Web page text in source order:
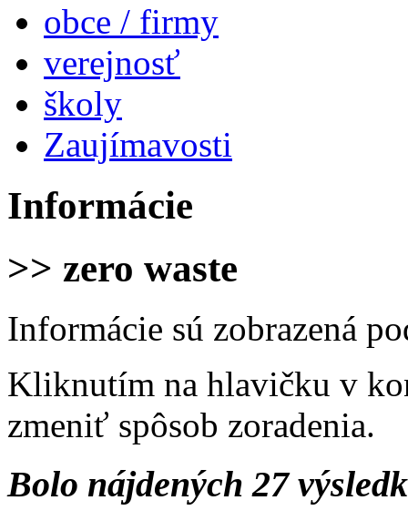
obce / firmy
verejnosť
školy
Zaujímavosti
Informácie
>> zero waste
Informácie sú zobrazená
Kliknutím na hlavičku v
zmeniť spôsob zoradenia.
Bolo nájdených 27